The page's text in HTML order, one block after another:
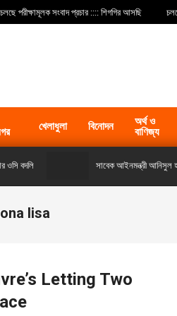
পরীক্ষামূলক সংবাদ প্রচার :::: শিগগির আসছি চলছে
খেলাধুলা বিনোদন
অর্থ ও
বাণিজ্য
বদলি সাবেক আইনমন্ত্রী আনিসুল হক
lisa
Letting Two